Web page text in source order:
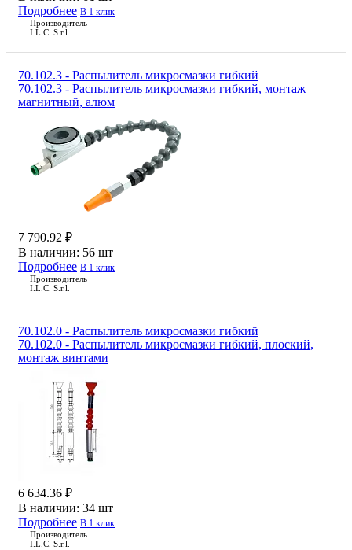
Подробнее В 1 клик
Производитель
I.L.C. S.r.l.
70.102.3 - Распылитель микросмазки гибкий
70.102.3 - Распылитель микросмазки гибкий, монтаж
магнитный, алюм
7 790.92 ₽
В наличии: 56 шт
Подробнее В 1 клик
Производитель
I.L.C. S.r.l.
70.102.0 - Распылитель микросмазки гибкий
70.102.0 - Распылитель микросмазки гибкий, плоский,
монтаж винтами
6 634.36 ₽
В наличии: 34 шт
Подробнее В 1 клик
Производитель
I.L.C. S.r.l.